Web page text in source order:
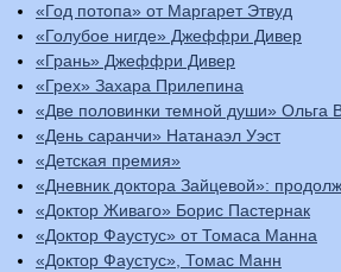
«Год потопа» от Маргарет Этвуд
«Голубое нигде» Джеффри Дивер
«Грань» Джеффри Дивер
«Грех» Захара Прилепина
«Две половинки
«День саранчи» Натанаэл Уэст
«Детская премия»
«Дневник доктора Зайцевой»:
«Доктор Живаго» Борис Пастернак
«Доктор Фаустус» от Томаса Манна
«Доктор Фаустус», Томас Манн